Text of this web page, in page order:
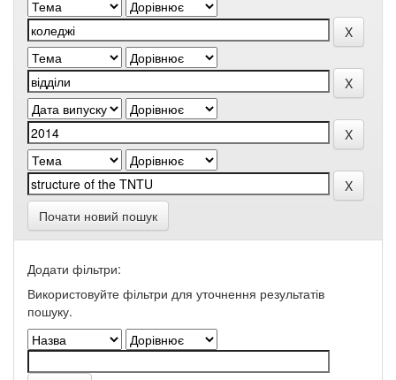
Почати новий пошук
Додати фільтри:
Використовуйте фільтри для уточнення результатів
пошуку.